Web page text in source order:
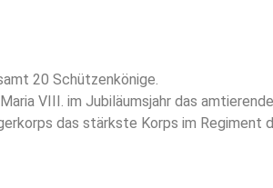
20 Schützenkönige.
VIII. im Jubiläumsjahr das
das stärkste Korps im Regiment